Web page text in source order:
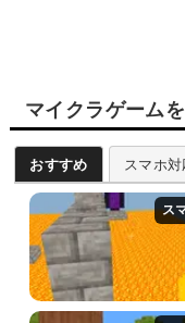
マイクラゲーム
おすすめ スマホ対